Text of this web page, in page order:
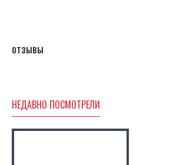
ОТЗЫВЫ
НЕДАВНО ПОСМОТРЕЛИ